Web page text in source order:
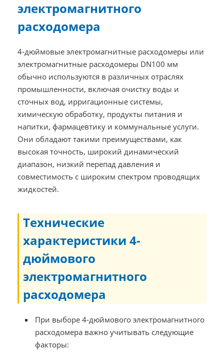
электромагнитного
расходомера
4-дюймовые электромагнитные расходомеры или
электромагнитные расходомеры DN100 мм
обычно используются в различных отраслях
промышленности, включая очистку воды и
сточных вод, ирригационные системы,
химическую обработку, продукты питания и
напитки, фармацевтику и коммунальные услуги.
Они обладают такими преимуществами, как
высокая точность, широкий динамический
диапазон, низкий перепад давления и
совместимость с широким спектром проводящих
жидкостей.
Технические
характеристики 4-
дюймового
электромагнитного
расходомера
При выборе 4-дюймового электромагнитного
расходомера важно учитывать следующие
факторы: